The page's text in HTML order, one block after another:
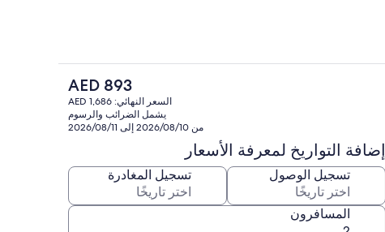
تناول الطعام
السعر
الحالي
هو
AED
AED 893
السعر النهائي: AED 1,686
يشمل الضرائب والرسوم
من 2026/08/10 إلى 2026/08/11
إضافة التواريخ لمعرفة الأسعار
تسجيل الوصول تسجيل المغادرة
المسافرون